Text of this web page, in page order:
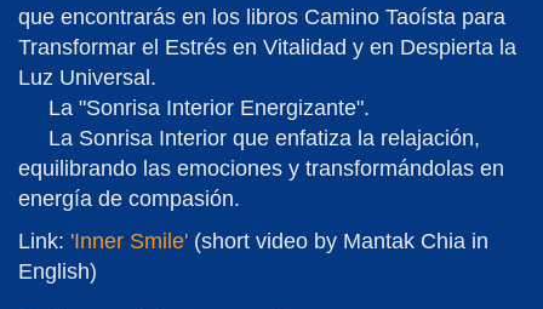
que encontrarás en los libros Camino Taoísta para
Transformar el Estrés en Vitalidad y en Despierta la
Luz Universal.
La "Sonrisa Interior Energizante".
La Sonrisa Interior que enfatiza la relajación,
equilibrando las emociones y transformándolas en
energía de compasión.
Link: 'Inner Smile' (short video by Mantak Chia in
English)